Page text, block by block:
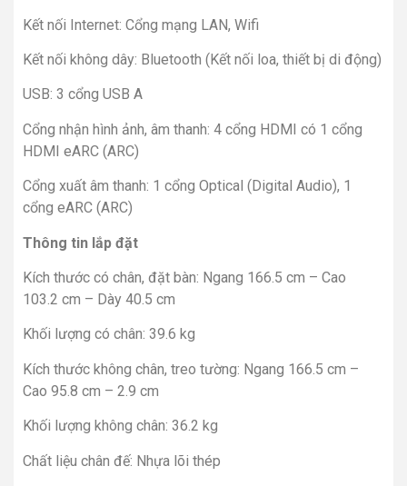
Kết nối Internet: Cổng mạng LAN, Wifi
Kết nối không dây: Bluetooth (Kết nối loa, thiết bị di động)
USB: 3 cổng USB A
Cổng nhận hình ảnh, âm thanh: 4 cổng HDMI có 1 cổng
HDMI eARC (ARC)
Cổng xuất âm thanh: 1 cổng Optical (Digital Audio), 1
cổng eARC (ARC)
Thông tin lắp đặt
Kích thước có chân, đặt bàn: Ngang 166.5 cm – Cao
103.2 cm – Dày 40.5 cm
Khối lượng có chân: 39.6 kg
Kích thước không chân, treo tường: Ngang 166.5 cm –
Cao 95.8 cm – 2.9 cm
Khối lượng không chân: 36.2 kg
Chất liệu chân đế: Nhựa lõi thép